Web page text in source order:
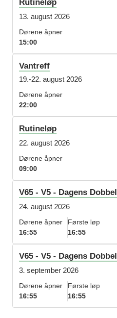
Rutineløp
13. august 2026
Dørene åpner
15:00
Vantreff
19.-22. august 2026
Dørene åpner
22:00
Rutineløp
22. august 2026
Dørene åpner
09:00
V65 - V5 - Dagens Dobbel
24. august 2026
Dørene åpner
16:55
Første løp
16:55
V65 - V5 - Dagens Dobbel
3. september 2026
Dørene åpner
16:55
Første løp
16:55